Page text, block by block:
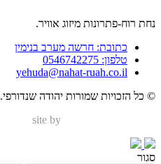
נחת רוח-פתרונות מיזוג אוויר.
כתובת: חרשה מערב בנימין
טלפון: 0546742275
yehuda@nahat-ruah.co.il
© כל הזכויות שמורות יהודה שנדורפי.
site by
סגור